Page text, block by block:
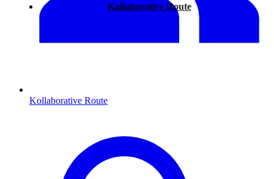
Kollaborative Route
Kollaborative Route